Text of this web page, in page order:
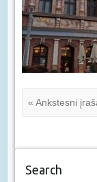
« Ankstesni
Search